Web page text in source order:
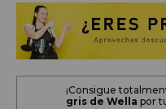
¡Consigue
gris de Wella por